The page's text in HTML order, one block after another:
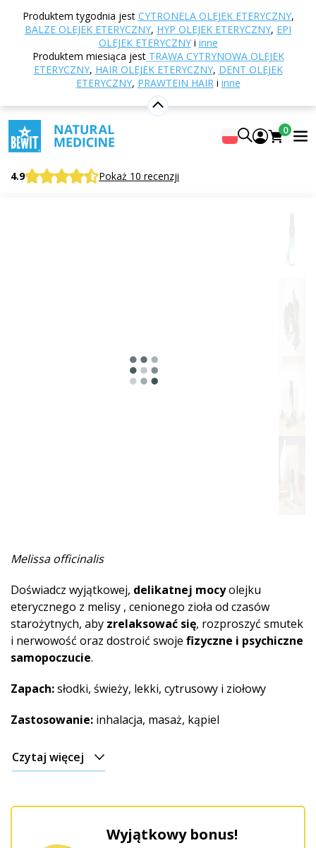
Produktem tygodnia jest CYTRONELA OLEJEK ETERYCZNY,
BALZE OLEJEK ETERYCZNY, HYP OLEJEK ETERYCZNY, EPI
OLEJEK ETERYCZNYi inne
Produktem miesiąca jest TRAWA CYTRYNOWA OLEJEK
ETERYCZNY, HAIR OLEJEK ETERYCZNY, DENT OLEJEK
ETERYCZNY, PRAWTEIN HAIRi inne
0
Afrodyzjakalne
Świąteczny
Strona główna
eteryczne
Jednogatunkowe olejki eteryczne
Melisa olejek eteryczny
Melisa olejek eteryczny
W 100% czysty i naturalny olejek eteryczny w jakości
CTEO®
BEWIT Melissa
4.9 Pokaż 10 recenzji
Melissa officinalis
Doświadcz wyjątkowej, delikatnej mocyolejku
eterycznego z melisy , cenionego zioła od czasów
starożytnych, aby zrelaksować się, rozproszyć smutek
i nerwowość oraz dostroić swoje fizyczne i psychiczne
samopoczucie.
Zapach:słodki, świeży, lekki, cytrusowy i ziołowy
Zastosowanie: inhalacja, masaż, kąpiel
Czytaj więcej
Wyjątkowy bonus!